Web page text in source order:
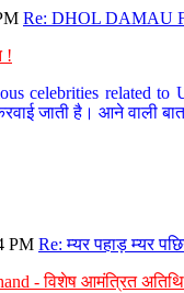
Re: DHOL DAMAU
!
celebrities related
जाती है। आने वाली
PM Re: म्यर पहाड़ म्यर
- विशेष आमंत्रित